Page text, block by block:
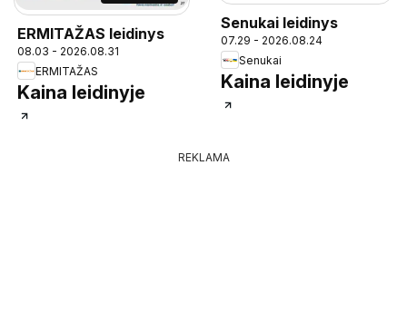
ERMITAŽAS leidinys
08.03 - 2026.08.31
ERMITAŽAS
Kaina leidinyje
Senukai leidinys
07.29 - 2026.08.24
Senukai
Kaina leidinyje
REKLAMA